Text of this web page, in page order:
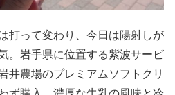
打って変わり、今日は陽射しが
。岩手県に位置する紫波サービ
井農場のプレミアムソフトクリ